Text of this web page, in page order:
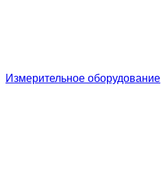
Измерительное оборудование